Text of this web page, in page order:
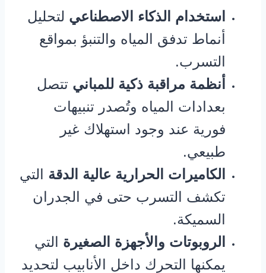
استخدام الذكاء الاصطناعي لتحليل
أنماط تدفق المياه والتنبؤ بمواقع
التسرب.
أنظمة مراقبة ذكية للمباني تتصل
بعدادات المياه وتُصدر تنبيهات
فورية عند وجود استهلاك غير
طبيعي.
الكاميرات الحرارية عالية الدقة التي
تكشف التسرب حتى في الجدران
السميكة.
الروبوتات والأجهزة الصغيرة التي
يمكنها التحرك داخل الأنابيب لتحديد